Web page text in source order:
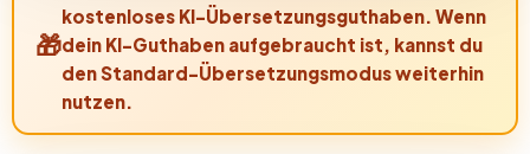
kostenloses KI-Übersetzungsguthaben. Wenn
dein KI-Guthaben aufgebraucht ist, kannst du
den Standard-Übersetzungsmodus weiterhin
nutzen.